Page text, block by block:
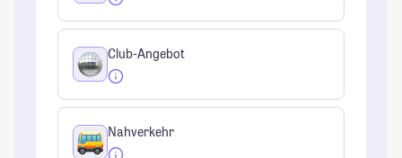
Club-Angebot
Nahverkehr